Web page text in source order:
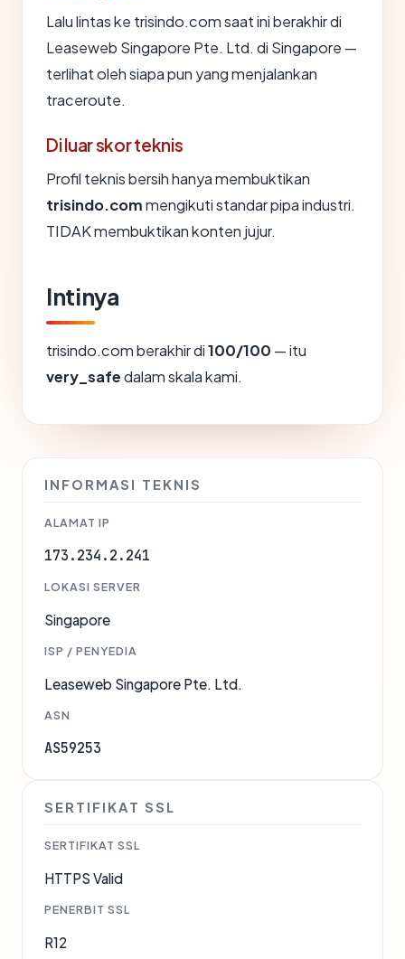
Lalu lintas ke trisindo.com saat ini berakhir di
Leaseweb Singapore Pte. Ltd. di Singapore —
terlihat oleh siapa pun yang menjalankan
traceroute.
Di luar skor teknis
Profil teknis bersih hanya membuktikan
trisindo.commengikuti standar pipa industri.
TIDAK membuktikan konten jujur.
Intinya
trisindo.com berakhir di100/100 — itu
very_safedalam skala kami.
INFORMASI TEKNIS
ALAMAT IP
173.234.2.241
LOKASI SERVER
Singapore
ISP / PENYEDIA
Leaseweb Singapore Pte. Ltd.
ASN
AS59253
SERTIFIKAT SSL
SERTIFIKAT SSL
HTTPS Valid
PENERBIT SSL
R12